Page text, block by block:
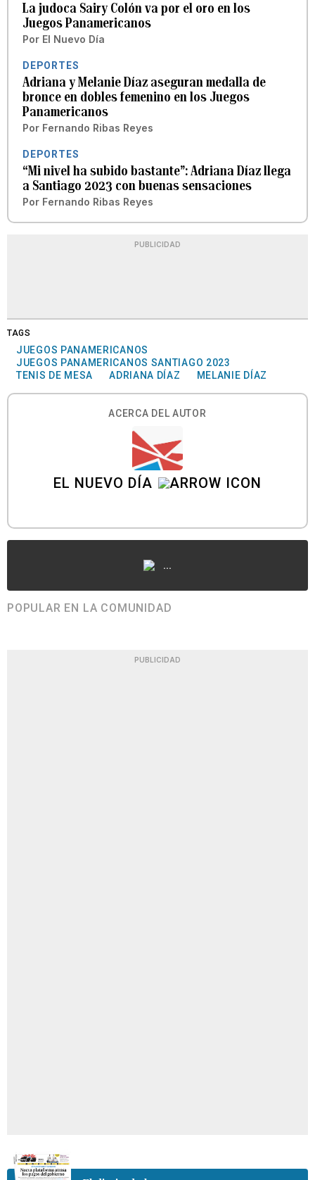
La judoca Sairy Colón va por el oro en los
Juegos Panamericanos
Por El Nuevo Día
DEPORTES
Adriana y Melanie Díaz aseguran medalla de
bronce en dobles femenino en los Juegos
Panamericanos
Por Fernando Ribas Reyes
DEPORTES
“Mi nivel ha subido bastante”: Adriana Díaz llega
a Santiago 2023 con buenas sensaciones
Por Fernando Ribas Reyes
PUBLICIDAD
TAGS
JUEGOS PANAMERICANOS
JUEGOS PANAMERICANOS SANTIAGO 2023
TENIS DE MESA
ADRIANA DÍAZ MELANIE DÍAZ
ACERCA DEL AUTOR
EL NUEVO DÍA
...
POPULAR EN LA COMUNIDAD
PUBLICIDAD